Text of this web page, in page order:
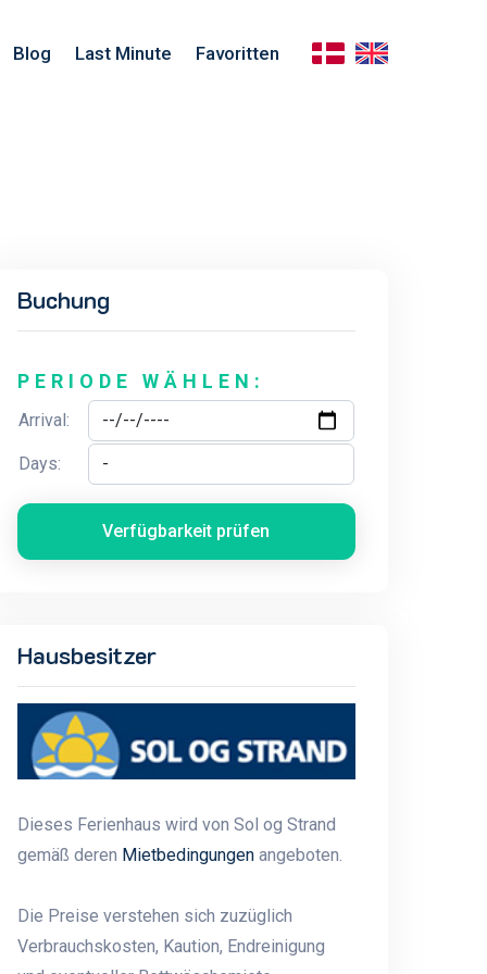
Blog Last Minute Favoritten
Buchung
PERIODE WÄHLEN:
Arrival:
Days:
Verfügbarkeit prüfen
Hausbesitzer
Dieses Ferienhaus wird von Sol og Strand
gemäß deren Mietbedingungenangeboten.
Die Preise verstehen sich zuzüglich
Verbrauchskosten, Kaution, Endreinigung